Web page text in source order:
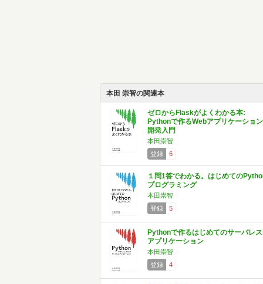
本田 崇智の関連本
ゼロからFlaskがよくわかる本:
Pythonで作るWebアプリケーション
開発入門
本田崇智
登録
6
１問1答でわかる。はじめての
プログラミング
本田崇智
登録
5
Pythonで作るはじめてのサーバレス
アプリケーション
本田崇智
登録
4